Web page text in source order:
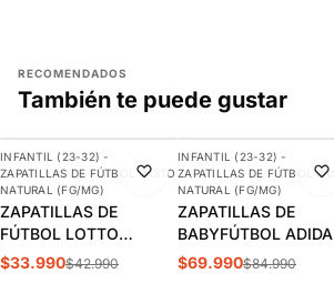
RECOMENDADOS
También te puede gustar
-21%
AGREGAR
INFANTIL (23-32) -
ZAPATILLAS DE FÚTBOL PASTO
NATURAL (FG/MG)
ZAPATILLAS DE
FÚTBOL LOTTO
MAESTRO FG INFANTIL
$33.990$42.990
-18%
AGREGAR
INFANTIL (23-32) -
ZAPATILLAS DE FÚTBOL
NATURAL (FG/MG)
ZAPATILLAS DE
BABYFÚTBOL
PREDATOR
$69.990$84.990